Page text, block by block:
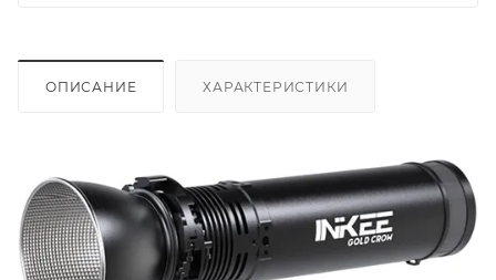
ОПИСАНИЕ ХАРАКТЕРИСТИКИ